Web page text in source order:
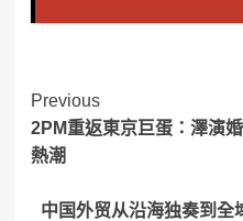
Post
Navigation
Previous
2PM重返東京巨蛋：澤演
熱潮
中国外贸从沿海独奏到全